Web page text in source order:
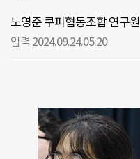
노영준 쿠피협동조합 연구원
입력 2024.09.24.05:20